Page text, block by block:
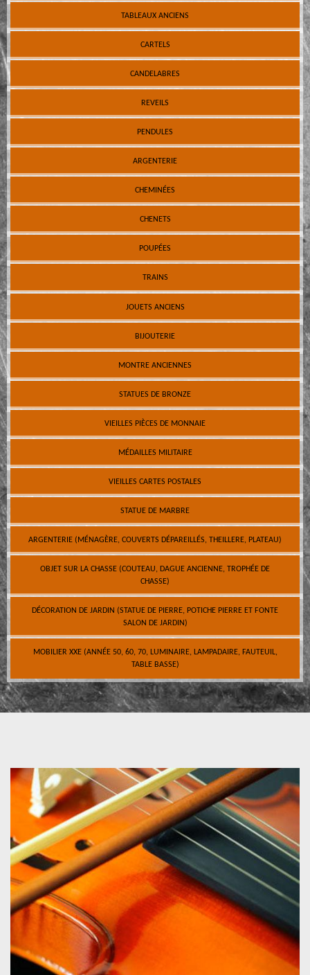
TABLEAUX ANCIENS
CARTELS
CANDELABRES
REVEILS
PENDULES
ARGENTERIE
CHEMINÉES
CHENETS
POUPÉES
TRAINS
JOUETS ANCIENS
BIJOUTERIE
MONTRE ANCIENNES
STATUES DE BRONZE
VIEILLES PIÈCES DE MONNAIE
MÉDAILLES MILITAIRE
VIEILLES CARTES POSTALES
STATUE DE MARBRE
ARGENTERIE (MÉNAGÈRE, COUVERTS DÉPAREILLÉS, THEILLERE, PLATEAU)
OBJET SUR LA CHASSE (COUTEAU, DAGUE ANCIENNE, TROPHÉE DE
CHASSE)
DÉCORATION DE JARDIN (STATUE DE PIERRE, POTICHE PIERRE ET FONTE
SALON DE JARDIN)
MOBILIER XXE (ANNÉE 50, 60, 70, LUMINAIRE, LAMPADAIRE, FAUTEUIL,
TABLE BASSE)